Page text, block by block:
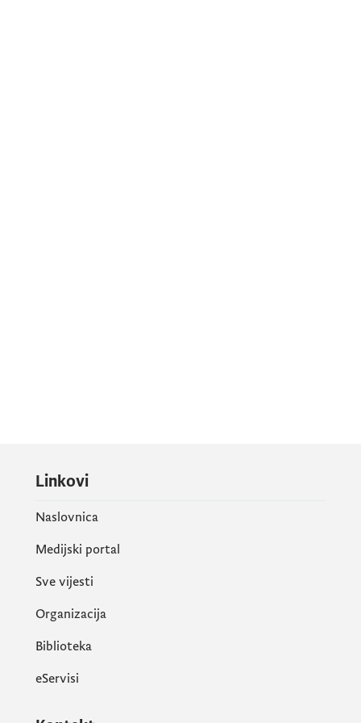
Linkovi
Naslovnica
Medijski portal
Sve vijesti
Organizacija
Biblioteka
eServisi